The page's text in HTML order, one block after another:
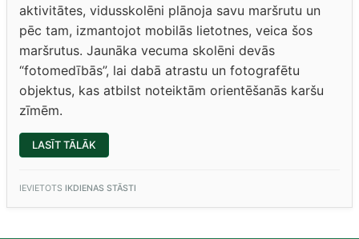
aktivitātes, vidusskolēni plānoja savu maršrutu un
pēc tam, izmantojot mobilās lietotnes, veica šos
maršrutus. Jaunāka vecuma skolēni devās
“fotomedībās”, lai dabā atrastu un fotografētu
objektus, kas atbilst noteiktām orientēšanās karšu
zīmēm.
LASĪT TĀLĀK
SAIKNE
“SPORTS
VIZUĀLĀ
IEVIETOTS IKDIENAS STĀSTI